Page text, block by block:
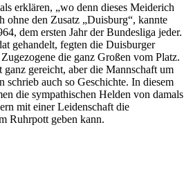
erklären, „wo denn dieses Meiderich
ohne den Zusatz „Duisburg“, kannte
dem ersten Jahr der Bundesliga jeder.
gehandelt, fegten die Duisburger
die ganz Großen vom Platz.
gereicht, aber die Mannschaft um
auch so Geschichte. In diesem
die sympathischen Helden von damals
mit einer Leidenschaft die
Ruhrpott geben kann.